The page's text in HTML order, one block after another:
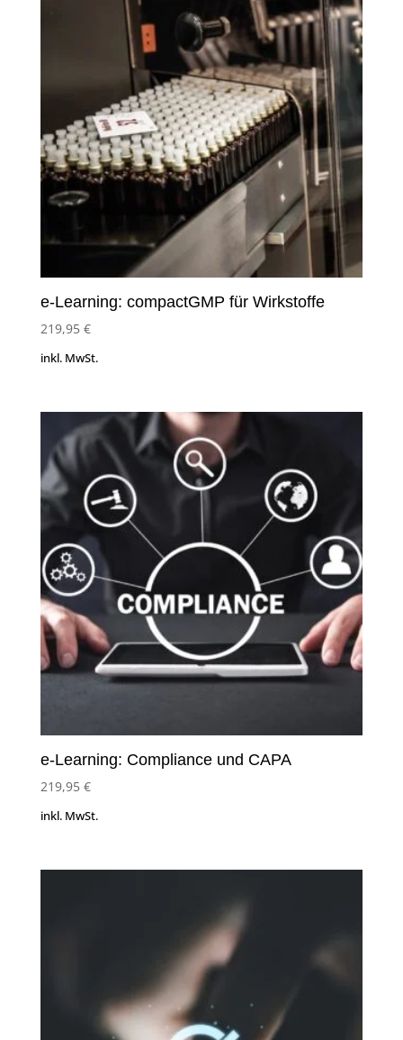
e-Learning: compactGMP für Wirkstoffe
219,95 €
inkl. MwSt.
e-Learning: Compliance und CAPA
219,95 €
inkl. MwSt.